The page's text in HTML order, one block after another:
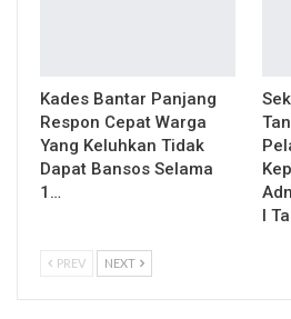
Kades Bantar Panjang
Respon Cepat Warga
Yang Keluhkan Tidak
Dapat Bansos Selama
1…
I
PREV NEXT